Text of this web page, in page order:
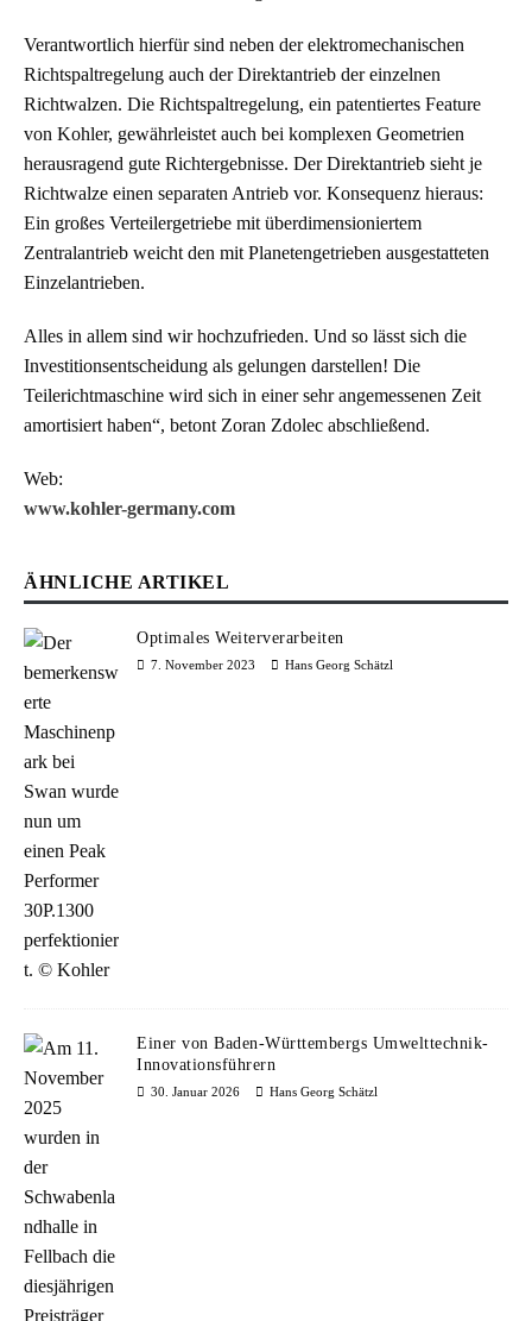
Verantwortlich hierfür sind neben der elektromechanischen
Richtspaltregelung auch der Direktantrieb der einzelnen
Richtwalzen. Die Richtspaltregelung, ein patentiertes Feature
von Kohler, gewährleistet auch bei komplexen Geometrien
herausragend gute Richtergebnisse. Der Direktantrieb sieht je
Richtwalze einen separaten Antrieb vor. Konsequenz hieraus:
Ein großes Verteilergetriebe mit überdimensioniertem
Zentralantrieb weicht den mit Planetengetrieben ausgestatteten
Einzelantrieben.
Alles in allem sind wir hochzufrieden. Und so lässt sich die
Investitionsentscheidung als gelungen darstellen! Die
Teilerichtmaschine wird sich in einer sehr angemessenen Zeit
amortisiert haben“, betont Zoran Zdolec abschließend.
Web:
www.kohler-germany.com
ÄHNLICHE ARTIKEL
Optimales Weiterverarbeiten
7. November 2023 Hans Georg Schätzl
Einer von Baden-Württembergs Umwelttechnik-
Innovationsführern
30. Januar 2026 Hans Georg Schätzl